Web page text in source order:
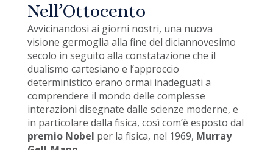
Nell’Ottocento
Avvicinandosi ai giorni nostri, una nuova
visione germoglia alla fine del diciannovesimo
secolo in seguito alla constatazione che il
dualismo cartesiano e l’approccio
deterministico erano ormai inadeguati a
comprendere il mondo delle complesse
interazioni disegnate dalle scienze moderne, e
in particolare dalla fisica, così com’è esposto dal
premio Nobel per la fisica, nel 1969, Murray